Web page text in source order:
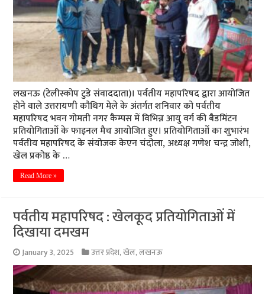
लखनऊ (टेलीस्कोप टुडे संवाददाता)। पर्वतीय महापरिषद द्वारा आयोजित
होने वाले उत्तरायणी कौथिग मेले के अंतर्गत शनिवार को पर्वतीय
महापरिषद भवन गोमती नगर कैम्पस में विभिन्न आयु वर्ग की बैडमिंटन
प्रतियोगिताओं के फाइनल मैच आयोजित हुए। प्रतियोगिताओं का शुभारंभ
पर्वतीय महापरिषद के संयोजक केएन चंदोला, अध्यक्ष गणेश चन्द्र जोशी,
खेल प्रकोष्ठ के …
Read More »
पर्वतीय महापरिषद : खेलकूद प्रतियोगिताओं में
दिखाया दमखम
January 3, 2025 उत्तर प्रदेश,खेल,लखनऊ